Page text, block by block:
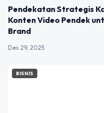
Pendekatan Strategis
Konten Video Pendek
Brand
Des 29, 2025
BISNIS